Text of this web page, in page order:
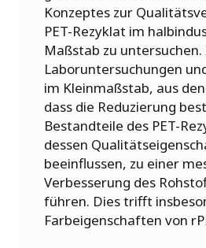
Konzeptes zur
PET-Rezyklat im
Maßstab zu untersuchen.
Laboruntersuchungen
im Kleinmaßstab, aus
dass die Reduzierung
Bestandteile des PET-
dessen
beeinflussen, zu einer
Verbesserung des
führen. Dies trifft
Farbeigenschaften von